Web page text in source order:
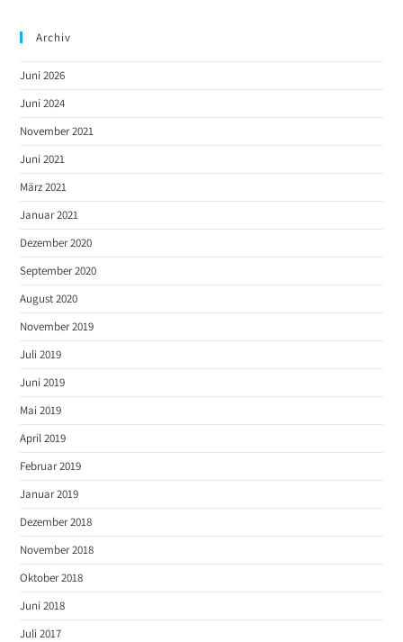
Archiv
Juni 2026
Juni 2024
November 2021
Juni 2021
März 2021
Januar 2021
Dezember 2020
September 2020
August 2020
November 2019
Juli 2019
Juni 2019
Mai 2019
April 2019
Februar 2019
Januar 2019
Dezember 2018
November 2018
Oktober 2018
Juni 2018
Juli 2017